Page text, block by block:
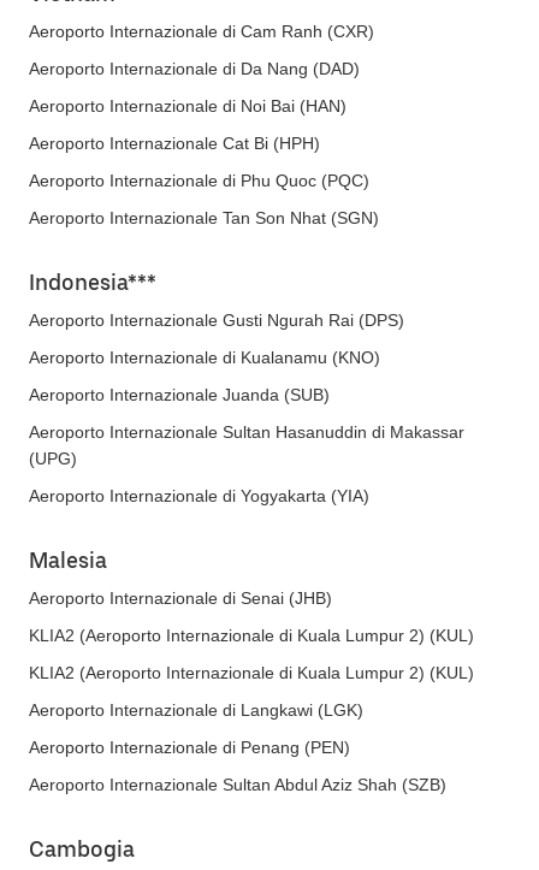
Aeroporto Internazionale di Cam Ranh (CXR)
Aeroporto Internazionale di Da Nang (DAD)
Aeroporto Internazionale di Noi Bai (HAN)
Aeroporto Internazionale Cat Bi (HPH)
Aeroporto Internazionale di Phu Quoc (PQC)
Aeroporto Internazionale Tan Son Nhat (SGN)
Indonesia***
Aeroporto Internazionale Gusti Ngurah Rai (DPS)
Aeroporto Internazionale di Kualanamu (KNO)
Aeroporto Internazionale Juanda (SUB)
Aeroporto Internazionale Sultan Hasanuddin di Makassar
(UPG)
Aeroporto Internazionale di Yogyakarta (YIA)
Malesia
Aeroporto Internazionale di Senai (JHB)
KLIA2 (Aeroporto Internazionale di Kuala Lumpur 2) (KUL)
KLIA2 (Aeroporto Internazionale di Kuala Lumpur 2) (KUL)
Aeroporto Internazionale di Langkawi (LGK)
Aeroporto Internazionale di Penang (PEN)
Aeroporto Internazionale Sultan Abdul Aziz Shah (SZB)
Cambogia